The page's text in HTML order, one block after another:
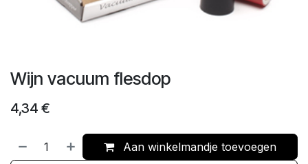
Wijn vacuum flesdop
4,34 €
Aan winkelmandje toevoegen